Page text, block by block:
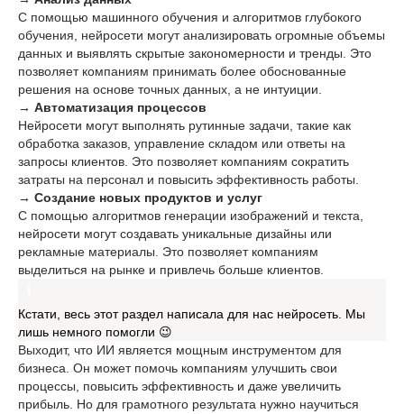
С помощью машинного обучения и алгоритмов глубокого
обучения, нейросети могут анализировать огромные объемы
данных и выявлять скрытые закономерности и тренды. Это
позволяет компаниям принимать более обоснованные
решения на основе точных данных, а не интуиции.
→ Автоматизация процессов
Нейросети могут выполнять рутинные задачи, такие как
обработка заказов, управление складом или ответы на
запросы клиентов. Это позволяет компаниям сократить
затраты на персонал и повысить эффективность работы.
→ Создание новых продуктов и услуг
С помощью алгоритмов генерации изображений и текста,
нейросети могут создавать уникальные дизайны или
рекламные материалы. Это позволяет компаниям
выделиться на рынке и привлечь больше клиентов.
Кстати, весь этот раздел написала для нас нейросеть. Мы
лишь немного помогли 😉
Выходит, что ИИ является мощным инструментом для
бизнеса. Он может помочь компаниям улучшить свои
процессы, повысить эффективность и даже увеличить
прибыль. Но для грамотного результата нужно научиться